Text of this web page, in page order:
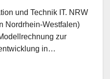
und Technik IT. NRW
Nordrhein-Westfalen)
zur
in…